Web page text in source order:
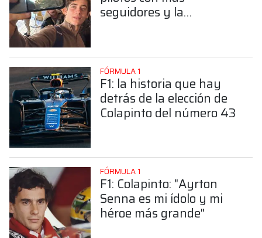
seguidores y la
FÓRMULA 1
F1: la historia que hay
detrás de la elección de
Colapinto del número 43
FÓRMULA 1
F1: Colapinto: "Ayrton
Senna es mi ídolo y mi
héroe más grande"